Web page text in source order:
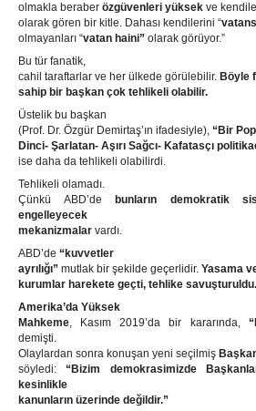
olmakla beraber özgüvenleri yüksek ve
olarak gören bir kitle. Dahası kendilerini “
olmayanları “vatan haini” olarak görüyor.”
Bu tür fanatik,
cahil taraftarlar ve her ülkede görülebilir. Böyle
sahip bir başkan çok tehlikeli olabilir.
Üstelik bu başkan
(Prof. Dr. Özgür Demirtaş’ın ifadesiyle), “Bir
Dinci- Şarlatan- Aşırı Sağcı- Kafatasçı
ise daha da tehlikeli olabilirdi.
Tehlikeli olamadı.
Çünkü ABD’de
bunların demokratik
engelleyecek
mekanizmalar vardı.
ABD’de “kuvvetler
ayrılığı” mutlak bir şekilde geçerlidir. Yasama
kurumlar harekete geçti, tehlike savuşturuldu.
Amerika’da Yüksek
Mahkeme, Kasım 2019’da bir kararında,
demişti.
Olaylardan sonra konuşan yeni seçilmiş
söyledi:“Bizim demokrasimizde
kesinlikle
kanunların üzerinde değildir.”